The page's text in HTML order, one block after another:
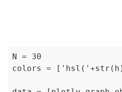
N = 30
colors =